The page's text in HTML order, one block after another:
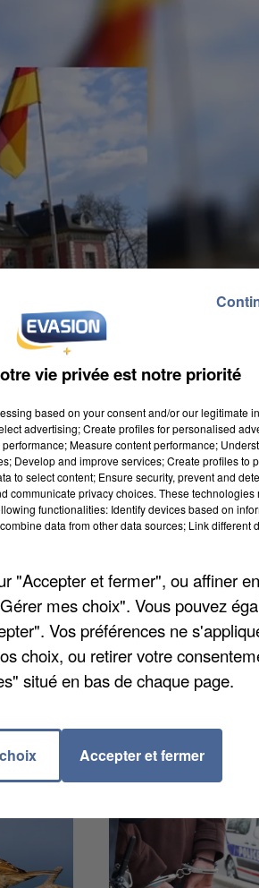
Paris qui préconise sur 33 sites
de l’aménagement et du
des documents de
dont l’hippodrome de
qui vont maintenant être
vie privée est notre priorité
based on your consent and/or our legitimate
advertising; Create profiles for personalised
Measure content performance;
Develop and improve services; Create profiles to
to select content; Ensure security, prevent and
communicate privacy choices. These technologies
functionalities: Identify devices based on
data from other data sources; Link different
"Accepter et fermer", ou affiner
mes choix". Vous pouvez
Vos préférences ne
choix, ou retirer votre
situé en bas de chaque page.
Accepter et fermer